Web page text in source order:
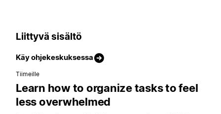
Liittyvä sisältö
Käy ohjekeskuksessa
Tiimeille
Learn how to organize tasks to feel
less overwhelmed